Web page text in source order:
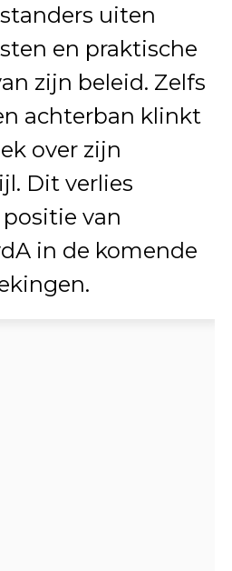
uiten
en praktische
zijn beleid. Zelfs
achterban klinkt
over zijn
Dit verlies
van
in de komende